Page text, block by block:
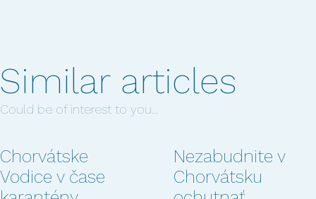
Similar articles
Could be of interest to you...
Chorvátske
Vodice v čase
Nezabudnite v
Chorvátsku